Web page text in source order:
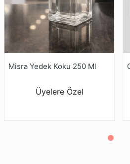
Misra Yedek Koku 250 Ml
Üyelere Özel